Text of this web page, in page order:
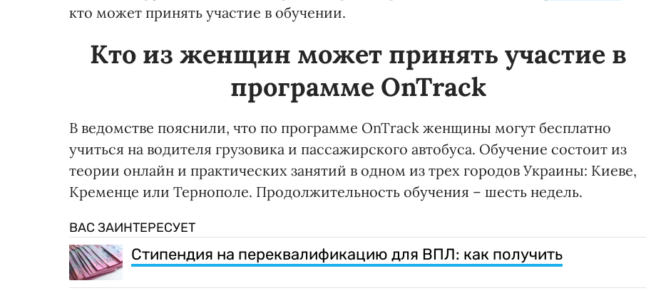
кто может принять участие в обучении.
Кто из женщин может принять участие в
программе OnTrack
В ведомстве пояснили, что по программе OnTrack женщины могут бесплатно
учиться на водителя грузовика и пассажирского автобуса. Обучение состоит из
теории онлайн и практических занятий в одном из трех городов Украины: Киеве,
Кременце или Тернополе. Продолжительность обучения – шесть недель.
ВАС ЗАИНТЕРЕСУЕТ
Стипендия на переквалификацию для ВПЛ: как получить